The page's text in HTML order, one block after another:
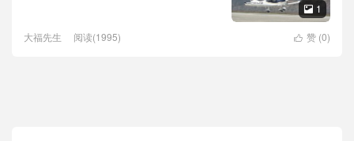
 1
 赞 (0)
大福先生 阅读(1995)